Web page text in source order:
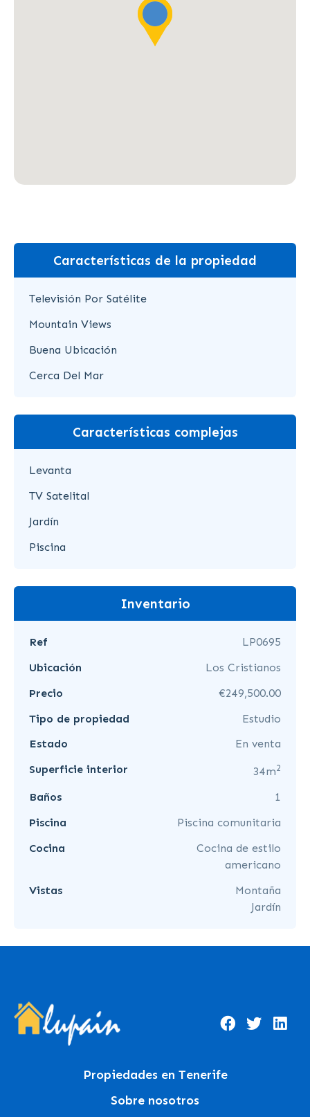
Características de la propiedad
Televisión Por Satélite
Mountain Views
Buena Ubicación
Cerca Del Mar
Características complejas
Levanta
TV Satelital
Jardín
Piscina
Inventario
Ref
LP0695
Ubicación
Los Cristianos
Precio
€249,500.00
Tipo de propiedad
Estudio
Estado
En venta
Superficie interior
34m2
Baños
1
Piscina
Piscina comunitaria
Cocina
Cocina de estilo
americano
Vistas
Montaña
Jardín
Propiedades en Tenerife
Sobre nosotros